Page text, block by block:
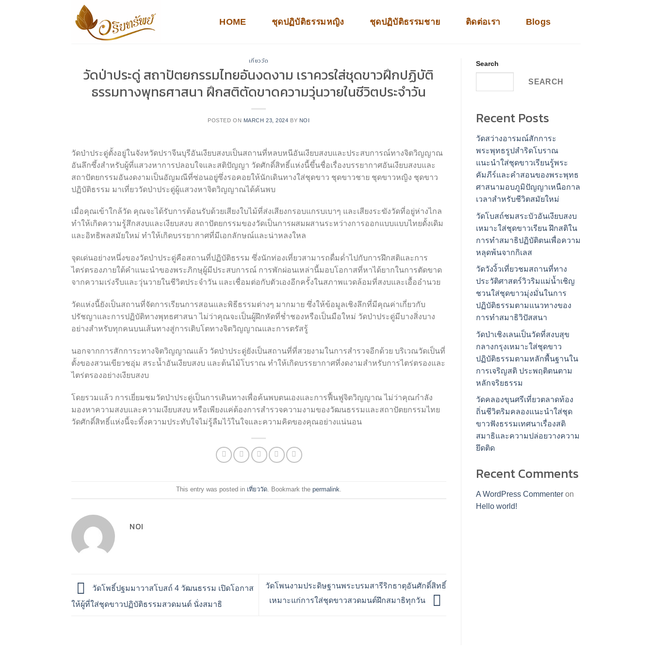
HOME ชุดปฏิบัติธรรมหญิง ชุดปฏิบัติธรรมชาย ติดต่อเรา Blogs
เที่ยววัด
วัดป่าประดู่ สถาปัตยกรรมไทยอันงดงาม เราควรใส่ชุดขาวฝึกปฏิบัติ
ธรรมทางพุทธศาสนา ฝึกสติตัดขาดความวุ่นวายในชีวิตประจำวัน
POSTED ON MARCH 23, 2024 BY NOI
วัดป่าประดู่ตั้งอยู่ในจังหวัดปราจีนบุรีอันเงียบสงบเป็นสถานที่หลบหนีอันเงียบสงบและประสบการณ์ทางจิตวิญญาณ
อันลึกซึ้งสำหรับผู้ที่แสวงหาการปลอบใจและสติปัญญา วัดศักดิ์สิทธิ์แห่งนี้ขึ้นชื่อเรื่องบรรยากาศอันเงียบสงบและ
สถาปัตยกรรมอันงดงามเป็นอัญมณีที่ซ่อนอยู่ซึ่งรอคอยให้นักเดินทางใส่ชุดขาว ชุดขาวชาย ชุดขาวหญิง ชุดขาว
ปฏิบัติธรรม มาเที่ยววัดป่าประดู่ผู้แสวงหาจิตวิญญาณได้ค้นพบ
เมื่อคุณเข้าใกล้วัด คุณจะได้รับการต้อนรับด้วยเสียงใบไม้ที่ส่งเสียงกรอบแกรบเบาๆ และเสียงระฆังวัดที่อยู่ห่างไกล
ทำให้เกิดความรู้สึกสงบและเงียบสงบ สถาปัตยกรรมของวัดเป็นการผสมผสานระหว่างการออกแบบแบบไทยดั้งเดิม
และอิทธิพลสมัยใหม่ ทำให้เกิดบรรยากาศที่มีเอกลักษณ์และน่าหลงใหล
จุดเด่นอย่างหนึ่งของวัดป่าประดู่คือสถานที่ปฏิบัติธรรม ซึ่งนักท่องเที่ยวสามารถดื่มด่ำไปกับการฝึกสติและการ
ไตร่ตรองภายใต้คำแนะนำของพระภิกษุผู้มีประสบการณ์ การพักผ่อนเหล่านี้มอบโอกาสที่หาได้ยากในการตัดขาด
จากความเร่งรีบและวุ่นวายในชีวิตประจำวัน และเชื่อมต่อกับตัวเองอีกครั้งในสภาพแวดล้อมที่สงบและเอื้ออำนวย
วัดแห่งนี้ยังเป็นสถานที่จัดการเรียนการสอนและพิธีธรรมต่างๆ มากมาย ซึ่งให้ข้อมูลเชิงลึกที่มีคุณค่าเกี่ยวกับ
ปรัชญาและการปฏิบัติทางพุทธศาสนา ไม่ว่าคุณจะเป็นผู้ฝึกหัดที่ช่ำชองหรือเป็นมือใหม่ วัดป่าประดู่มีบางสิ่งบาง
อย่างสำหรับทุกคนบนเส้นทางสู่การเติบโตทางจิตวิญญาณและการตรัสรู้
นอกจากการสักการะทางจิตวิญญาณแล้ว วัดป่าประดู่ยังเป็นสถานที่ที่สวยงามในการสำรวจอีกด้วย บริเวณวัดเป็นที่
ตั้งของสวนเขียวชอุ่ม สระน้ำอันเงียบสงบ และต้นไม้โบราณ ทำให้เกิดบรรยากาศที่งดงามสำหรับการไตร่ตรองและ
ไตร่ตรองอย่างเงียบสงบ
โดยรวมแล้ว การเยี่ยมชมวัดป่าประดู่เป็นการเดินทางเพื่อค้นพบตนเองและการฟื้นฟูจิตวิญญาณ ไม่ว่าคุณกำลัง
มองหาความสงบและความเงียบสงบ หรือเพียงแค่ต้องการสำรวจความงามของวัฒนธรรมและสถาปัตยกรรมไทย
วัดศักดิ์สิทธิ์แห่งนี้จะทิ้งความประทับใจไม่รู้ลืมไว้ในใจและความคิดของคุณอย่างแน่นอน
This entry was posted in เที่ยววัด. Bookmark the permalink
NOI
วัดโพธิ์ปฐมมาวาสโบสถ์ 4 วัฒนธรรม เปิดโอกาส
ให้ผู้ที่ใส่ชุดขาวปฏิบัติธรรมสวดมนต์ นั่งสมาธิ
วัดโพนงามประดิษฐานพระบรมสารีริกธาตุอันศักดิ์สิทธิ์
เหมาะแก่การใส่ชุดขาวสวดมนต์ฝึกสมาธิทุกวัน
Search
SEARCH
Recent Posts
วัดสว่างอารมณ์สักการะ
พระพุทธรูปสำริดโบราณ
แนะนำใส่ชุดขาวเรียนรู้พระ
คัมภีร์และคำสอนของพระพุทธ
ศาสนามอบภูมิปัญญาเหนือกาล
เวลาสำหรับชีวิตสมัยใหม่
วัดโบสถ์ชมสระบัวอันเงียบสงบ
เหมาะใส่ชุดขาวเรียน ฝึกสติใน
การทำสมาธิปฏิบัติตนเพื่อความ
หลุดพ้นจากกิเลส
วัดวังงิ้วเที่ยวชมสถานที่ทาง
ประวัติศาสตร์วิวริมแม่น้ำเชิญ
ชวนใส่ชุดขาวมุ่งมั่นในการ
ปฏิบัติธรรมตามแนวทางของ
การทำสมาธิวิปัสสนา
วัดป่าเชิงเลนเป็นวัดที่สงบสุข
กลางกรุงเหมาะใส่ชุดขาว
ปฏิบัติธรรมตามหลักพื้นฐานใน
การเจริญสติ ประพฤติตนตาม
หลักจริยธรรม
วัดคลองขุนศรีเที่ยวตลาดท้อง
ถิ่นชีวิตริมคลองแนะนำใส่ชุด
ขาวฟังธรรมเทศนาเรื่องสติ
สมาธิและความปล่อยวางความ
ยึดติด
Recent Comments
A WordPress Commenteron
Hello world!